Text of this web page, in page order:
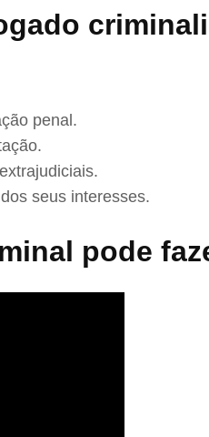
penal.
seus interesses.
pode